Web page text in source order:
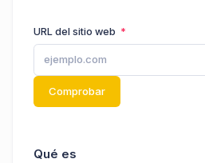
URL del sitio web
Comprobar
Qué es